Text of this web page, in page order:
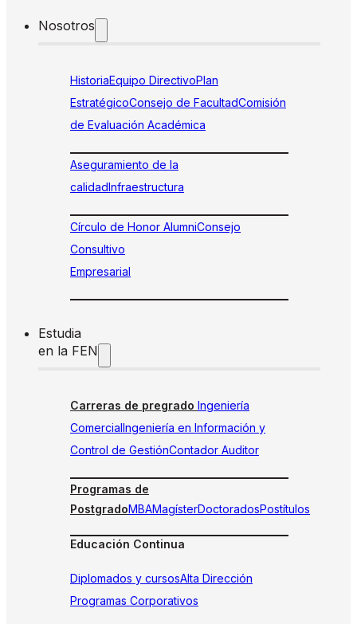
Nosotros
HistoriaEquipo DirectivoPlan
EstratégicoConsejo de FacultadComisión
de Evaluación Académica
Aseguramiento de la
calidadInfraestructura
Círculo de Honor AlumniConsejo
Consultivo
Empresarial
Estudia
en la FEN
Carreras de pregrado Ingeniería
ComercialIngeniería en Información y
Control de GestiónContador Auditor
Programas de
PostgradoMBAMagísterDoctoradosPostítulos
Educación Continua
Diplomados y cursosAlta Dirección
Programas Corporativos